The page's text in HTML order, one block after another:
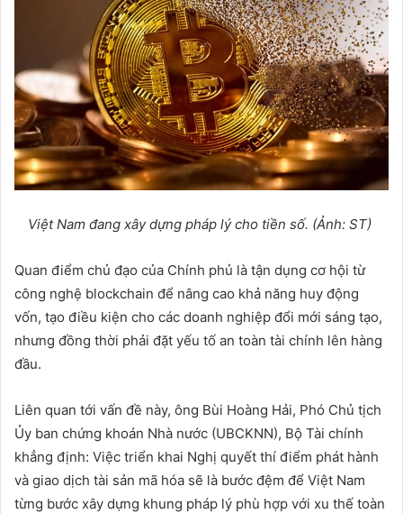
Việt Nam đang xây dựng pháp lý cho tiền số. (Ảnh: ST)
Quan điểm chủ đạo của Chính phủ là tận dụng cơ hội từ
công nghệ blockchain để nâng cao khả năng huy động
vốn, tạo điều kiện cho các doanh nghiệp đổi mới sáng tạo,
nhưng đồng thời phải đặt yếu tố an toàn tài chính lên hàng
đầu.
Liên quan tới vấn đề này, ông Bùi Hoàng Hải, Phó Chủ tịch
Ủy ban chứng khoán Nhà nước (UBCKNN), Bộ Tài chính
khẳng định: Việc triển khai Nghị quyết thí điểm phát hành
và giao dịch tài sản mã hóa sẽ là bước đệm để Việt Nam
từng bước xây dựng khung pháp lý phù hợp với xu thế toàn